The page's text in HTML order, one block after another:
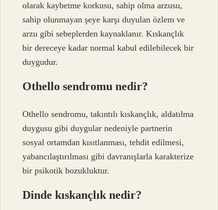
olarak kaybetme korkusu, sahip olma arzusu,
sahip olunmayan şeye karşı duyulan özlem ve
arzu gibi sebeplerden kaynaklanır. Kıskançlık
bir dereceye kadar normal kabul edilebilecek bir
duygudur.
Othello sendromu nedir?
Othello sendromu, takıntılı kıskançlık, aldatılma
duygusu gibi duygular nedeniyle partnerin
sosyal ortamdan kısıtlanması, tehdit edilmesi,
yabancılaştırılması gibi davranışlarla karakterize
bir psikotik bozukluktur.
Dinde kıskançlık nedir?